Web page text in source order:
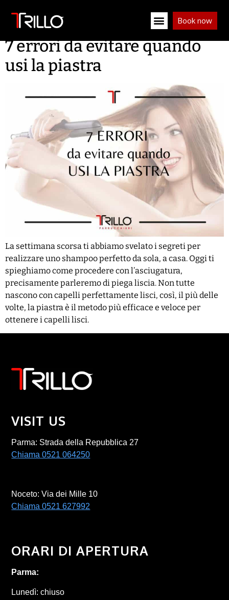
Book now
7 errori da evitare quando
usi la piastra
La settimana scorsa ti abbiamo svelato i segreti per
realizzare uno shampoo perfetto da sola, a casa. Oggi ti
spieghiamo come procedere con l’asciugatura,
precisamente parleremo di piega liscia. Non tutte
nascono con capelli perfettamente lisci, così, il più delle
volte, la piastra è il metodo più efficace e veloce per
ottenere i capelli lisci.
VISIT US
Parma: Strada della Repubblica 27
Chiama 0521 064250
Noceto: Via dei Mille 10
Chiama 0521 627992
ORARI DI APERTURA
Parma:
Lunedì: chiuso